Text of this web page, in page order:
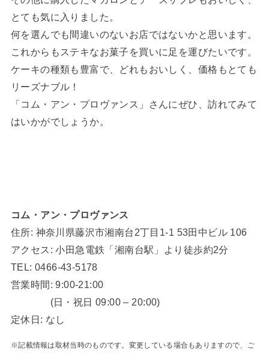
とても気に入りました。
何を選んでも間違いのないお店ではないかと思います。
これからもステキなお菓子を買いに足を運びたいです。
ケーキの種類も豊富で、どれもおいしく、価格もとても
リーズナブル！
「コム・アン・プロヴァンス」さんにぜひ、訪れてみて
はいかがでしょうか。
コム・アン・プロヴァンス
住所: 神奈川県藤沢市湘南台2丁目1-1 53田中ビル 106
アクセス: 小田急電鉄「湘南台駅」より徒歩約2分
TEL: 0466-43-5178
営業時間: 9:00-21:00
(日・祝日 09:00 – 20:00)
定休日: なし
※記載情報は取材当時のものです。変更している場合もありますので、ご